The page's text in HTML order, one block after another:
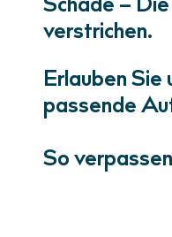
Schade –
verstrichen.
Erlauben Sie
passende
So